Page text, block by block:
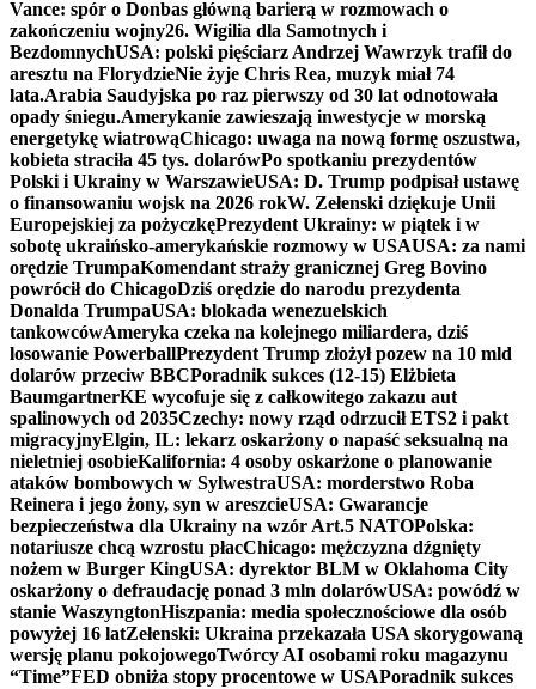
Vance: spór o Donbas główną barierą w rozmowach o
zakończeniu wojny26. Wigilia dla Samotnych i
BezdomnychUSA: polski pięściarz Andrzej Wawrzyk trafił do
aresztu na FlorydzieNie żyje Chris Rea, muzyk miał 74
lata.Arabia Saudyjska po raz pierwszy od 30 lat odnotowała
opady śniegu.Amerykanie zawieszają inwestycje w morską
energetykę wiatrowąChicago: uwaga na nową formę oszustwa,
kobieta straciła 45 tys. dolarówPo spotkaniu prezydentów
Polski i Ukrainy w WarszawieUSA: D. Trump podpisał ustawę
o finansowaniu wojsk na 2026 rokW. Zełenski dziękuje Unii
Europejskiej za pożyczkęPrezydent Ukrainy: w piątek i w
sobotę ukraińsko-amerykańskie rozmowy w USAUSA: za nami
orędzie TrumpaKomendant straży granicznej Greg Bovino
powrócił do ChicagoDziś orędzie do narodu prezydenta
Donalda TrumpaUSA: blokada wenezuelskich
tankowcówAmeryka czeka na kolejnego miliardera, dziś
losowanie PowerballPrezydent Trump złożył pozew na 10 mld
dolarów przeciw BBCPoradnik sukces (12-15) Elżbieta
BaumgartnerKE wycofuje się z całkowitego zakazu aut
spalinowych od 2035Czechy: nowy rząd odrzucił ETS2 i pakt
migracyjnyElgin, IL: lekarz oskarżony o napaść seksualną na
nieletniej osobieKalifornia: 4 osoby oskarżone o planowanie
ataków bombowych w SylwestraUSA: morderstwo Roba
Reinera i jego żony, syn w areszcieUSA: Gwarancje
bezpieczeństwa dla Ukrainy na wzór Art.5 NATOPolska:
notariusze chcą wzrostu płacChicago: mężczyzna dźgnięty
nożem w Burger KingUSA: dyrektor BLM w Oklahoma City
oskarżony o defraudację ponad 3 mln dolarówUSA: powódź w
stanie WaszyngtonHiszpania: media społecznościowe dla osób
powyżej 16 latZełenski: Ukraina przekazała USA skorygowaną
wersję planu pokojowegoTwórcy AI osobami roku magazynu
“Time”FED obniża stopy procentowe w USAPoradnik sukces